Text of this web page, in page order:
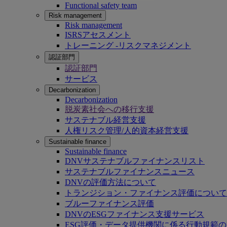
Functional safety team
Risk management
Risk management
ISRSアセスメント
トレーニング -リスクマネジメント
認証部門
認証部門
サービス
Decarbonization
Decarbonization
脱炭素社会への移行支援
サステナブル経営支援
人権リスク管理/人的資本経営支援
Sustainable finance
Sustainable finance
DNVサステナブルファイナンスリスト
サステナブルファイナンスニュース
DNVの評価方法について
トランジション・ファイナンス評価について
ブルーファイナンス評価
DNVのESGファイナンス支援サービス
ESG評価・データ提供機関に係る行動規範